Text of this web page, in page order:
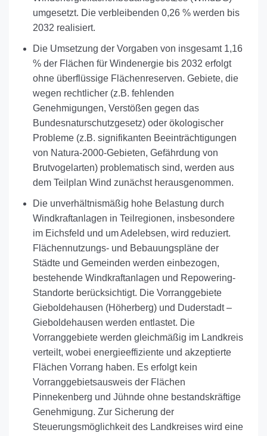
umgesetzt. Die verbleibenden 0,26 % werden bis
2032 realisiert.
Die Umsetzung der Vorgaben von insgesamt 1,16
% der Flächen für Windenergie bis 2032 erfolgt
ohne überflüssige Flächenreserven. Gebiete, die
wegen rechtlicher (z.B. fehlenden
Genehmigungen, Verstößen gegen das
Bundesnaturschutzgesetz) oder ökologischer
Probleme (z.B. signifikanten Beeinträchtigungen
von Natura-2000-Gebieten, Gefährdung von
Brutvogelarten) problematisch sind, werden aus
dem Teilplan Wind zunächst herausgenommen.
Die unverhältnismäßig hohe Belastung durch
Windkraftanlagen in Teilregionen, insbesondere
im Eichsfeld und um Adelebsen, wird reduziert.
Flächennutzungs- und Bebauungspläne der
Städte und Gemeinden werden einbezogen,
bestehende Windkraftanlagen und Repowering-
Standorte berücksichtigt. Die Vorranggebiete
Gieboldehausen (Höherberg) und Duderstadt –
Gieboldehausen werden entlastet. Die
Vorranggebiete werden gleichmäßig im Landkreis
verteilt, wobei energieeffiziente und akzeptierte
Flächen Vorrang haben. Es erfolgt kein
Vorranggebietsausweis der Flächen
Pinnekenberg und Jühnde ohne bestandskräftige
Genehmigung. Zur Sicherung der
Steuerungsmöglichkeit des Landkreises wird eine